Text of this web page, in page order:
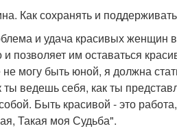
Как сохранять и
и удача красивых женщин
позволяет им оставаться
могу быть юной, я должна
ты ведешь себя, как ты
Быть красивой - это
Такая моя Судьба".